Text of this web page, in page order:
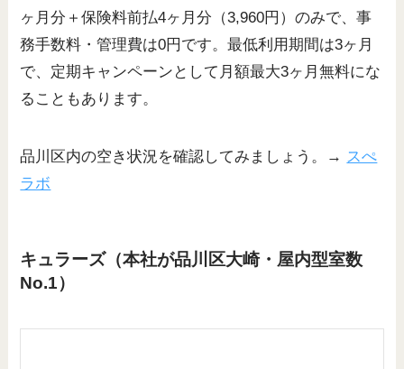
ヶ月分＋保険料前払4ヶ月分（3,960円）のみで、事
務手数料・管理費は0円です。最低利用期間は3ヶ月
で、定期キャンペーンとして月額最大3ヶ月無料にな
ることもあります。
品川区内の空き状況を確認してみましょう。→ スぺ
ラボ
キュラーズ（本社が品川区大崎・屋内型室数
No.1）